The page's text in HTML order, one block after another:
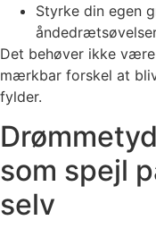
Styrke din egen
Det behøver ikke
mærkbar forskel at
fylder.
som spejl
selv